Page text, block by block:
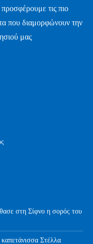
τις πιο
που διαμορφώνουν την
μας
στη Σίφνο η σορός του
καπετάνισσα Στέλλα